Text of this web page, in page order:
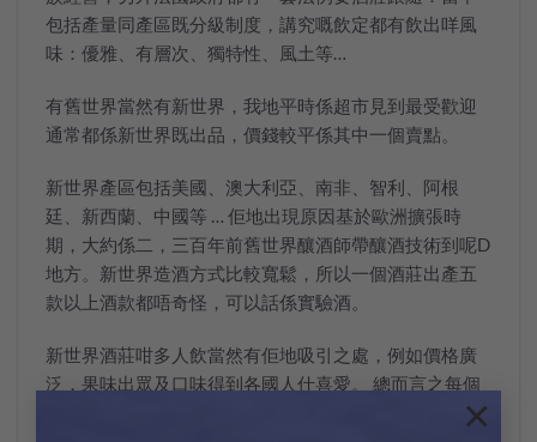
×
包括產量同產區既分級制度，講究嘅飲定都有飲出咩風
味：優雅、有層次、獨特性、風土等…
有舊世界當然有新世界，我地平時係超市見到最受歡迎
通常都係新世界既出品，價錢較平係其中一個賣點。
新世界產區包括美國、澳大利亞、南非、智利、阿根
廷、新西蘭、中國等 … 佢地出現原因基於歐洲擴張時
期，大約係二，三百年前舊世界釀酒師帶釀酒技術到呢D
地方。新世界造酒方式比較寬鬆，所以一個酒莊出產五
款以上酒款都唔奇怪，可以話係實驗酒。
新世界酒莊咁多人飲當然有佢地吸引之處，例如價格廣
泛，果味出眾及口味得到各國人仕喜愛。 總而言之每個
地方都有不少追隨嘅飲家，只要大家搵到心目中嘅味道